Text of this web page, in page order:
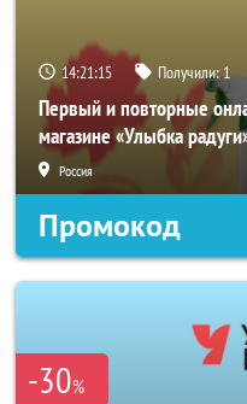
14:21:14 Получили:1
Первый и повторные
магазине «Улыбка
Россия
Промокод
-30%